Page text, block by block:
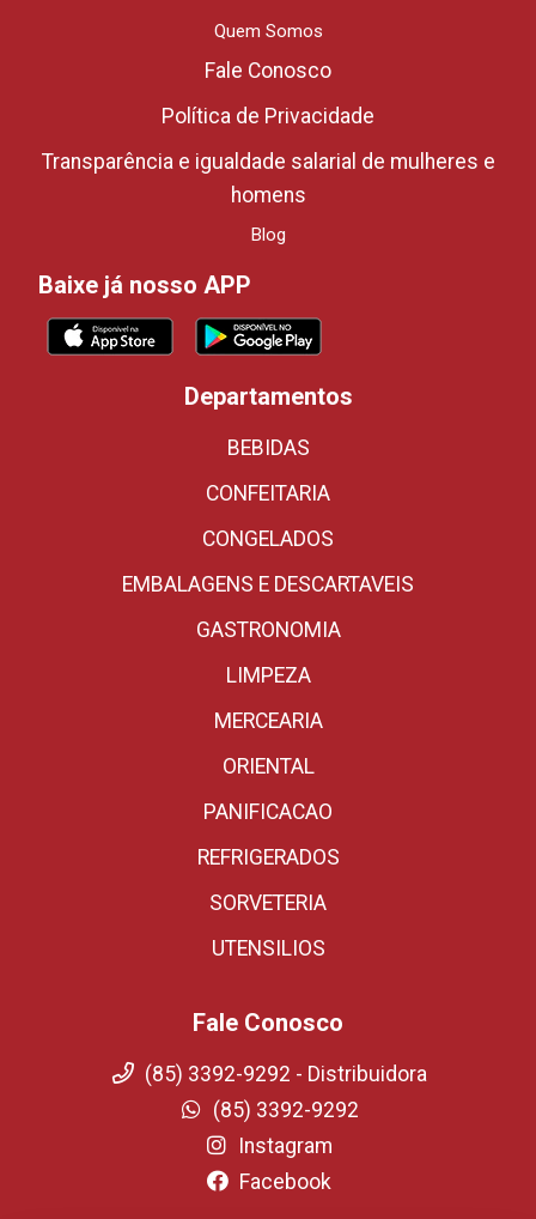
Quem Somos
Fale Conosco
Política de Privacidade
Transparência e igualdade salarial de mulheres e
homens
Blog
Baixe já nosso APP
Departamentos
BEBIDAS
CONFEITARIA
CONGELADOS
EMBALAGENS E DESCARTAVEIS
GASTRONOMIA
LIMPEZA
MERCEARIA
ORIENTAL
PANIFICACAO
REFRIGERADOS
SORVETERIA
UTENSILIOS
Fale Conosco
(85) 3392-9292 - Distribuidora
(85) 3392-9292
Instagram
Facebook